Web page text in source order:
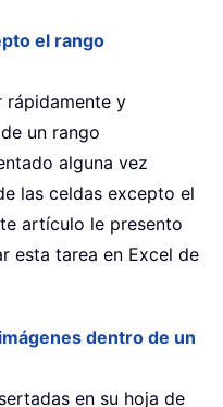
el rango
rápidamente y
un rango
alguna vez
las celdas excepto el
artículo le presento
esta tarea en Excel de
dentro de un
en su hoja de